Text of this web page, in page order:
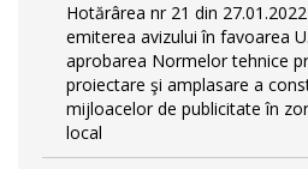
Hotărârea nr 21 din
emiterea avizului în favoarea
aprobarea Normelor tehnice
proiectare şi amplasare a
mijloacelor de publicitate în
local